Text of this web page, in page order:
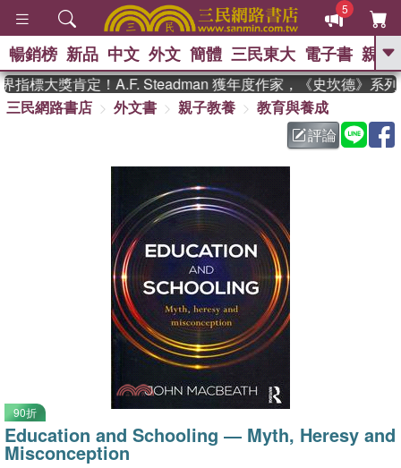
5
GO
熱搜： 東野圭吾 、 高希均教授回憶錄
父親節 、 如果歷
暑期推薦 、 國際布克
獎 臺灣漫遊錄 、 方念華
登輝時代 、
偉大的迷走神經
暢銷榜 新品 中文 外文 簡體 三民東大 電子書 親子
標大獎肯定！A.F. Steadman 獲年度作家，《史坎德》系列
三民網路書店
外文書 親子教養
教育與養成
評論
90折
Education and Schooling ― Myth, Heresy and
Misconception